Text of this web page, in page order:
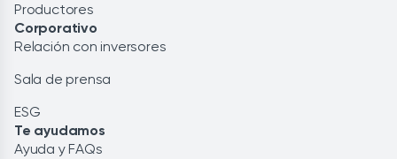
Productores
Corporativo
Relación con inversores
Sala de prensa
ESG
Te ayudamos
Ayuda y FAQs